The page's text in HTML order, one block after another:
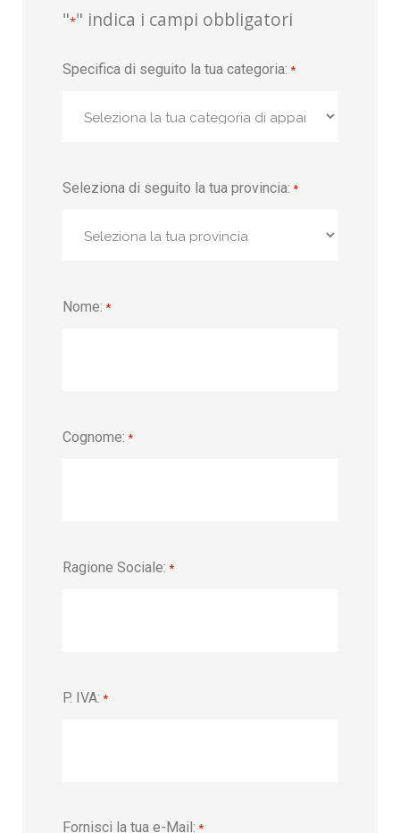
"*" indica i campi obbligatori
Specifica di seguito la tua categoria: *
Seleziona di seguito la tua provincia: *
Nome: *
Cognome: *
Ragione Sociale: *
P. IVA: *
Fornisci la tua e-Mail: *